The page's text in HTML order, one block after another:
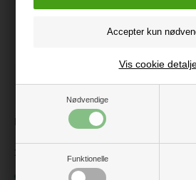
Nødvendige
Funktionelle
Vis cookie
BabyTrold Nuuk, Lift, Sort
1.199 kr.
med